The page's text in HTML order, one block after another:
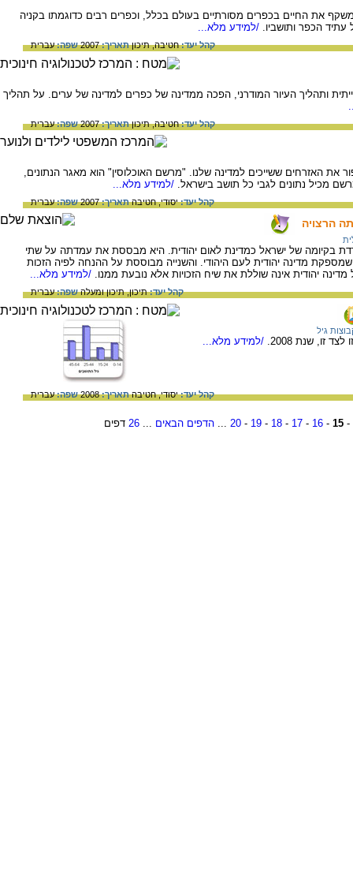
את החיים בכפרים מסורתיים בעולם בכלל, וכפרים רבים כדוגמתו בקניה
הכפר ותושביו. /למידע מלא...
קהל יעד:חטיבה,תיכוןתאריך:2007 שפה:עברית
ותהליך העיור המודרני, הפכה ממדינה של כפרים למדינה של ערים. על תהליך
קהל יעד:חטיבה,תיכוןתאריך:2007 שפה:עברית
את האזרחים ששייכים למדינה שלנו. "מרשם האוכלוסין" הוא מאגר הנתונים,
מכיל נתונים לגבי כל תושב בישראל. /למידע מלא...
קהל יעד:יסודי,חטיבהתאריך:2007 שפה:עברית
הרצויה
בקיומה של ישראל כמדינת לאום יהודית. היא מבססת את עמדתה על שתי
מדינה יהודית לעם היהודי. והשנייה מבוססת על ההנחה לפיה הזכות
יהודית אינה שוללת את שיח הזכויות אלא נובעת ממנו. /למידע מלא...
קהל יעד:תיכון,תיכון ומעלהשפה:עברית
גיל
זו, שנת 2008. /למידע מלא...
קהל יעד:יסודי,חטיבהתאריך:2008 שפה:עברית
-
15
-
16
-
17
-
18
-
19
-
20
...הדפים הבאים ...
26 דפים